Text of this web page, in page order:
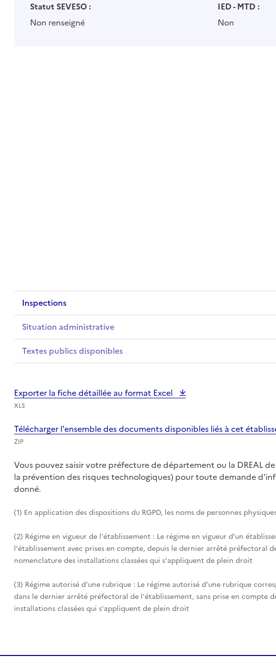
Statut SEVESO :
Non renseigné
IED - MTD :
Non
Inspections
Situation administrative
Textes publics disponibles
Exporter la fiche détaillée au format Excel
XLS
Télécharger l'ensemble des documents disponibles liés à cet
ZIP
Vous pouvez saisir votre préfecture de département ou la DREAL
la prévention des risques technologiques) pour toute demande
donné.
(1) En application des dispositions du RGPD, les noms de personnes
(2) Régime en vigueur de l'établissement : Le régime en vigueur d'un
l'établissement avec prises en compte, depuis le dernier arrêté préfectoral
nomenclature des installations classées qui s'appliquent de plein droit
(3) Régime autorisé d'une rubrique : Le régime autorisé d'une rubrique
dans le dernier arrêté préfectoral de l'établissement, sans prise en compte
installations classées qui s'appliquent de plein droit